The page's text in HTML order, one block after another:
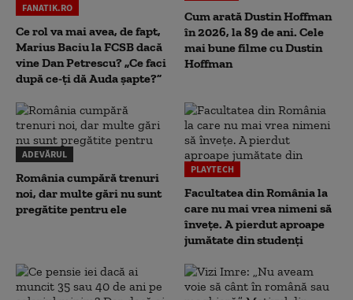
FANATIK.RO
Ce rol va mai avea, de fapt,
Marius Baciu la FCSB dacă
vine Dan Petrescu? „Ce faci
după ce-ți dă Auda șapte?”
Cum arată Dustin Hoffman
în 2026, la 89 de ani. Cele
mai bune filme cu Dustin
Hoffman
ADEVĂRUL
România cumpără trenuri
noi, dar multe gări nu sunt
pregătite pentru ele
PLAYTECH
Facultatea din România la
care nu mai vrea nimeni să
înveţe. A pierdut aproape
jumătate din studenţi